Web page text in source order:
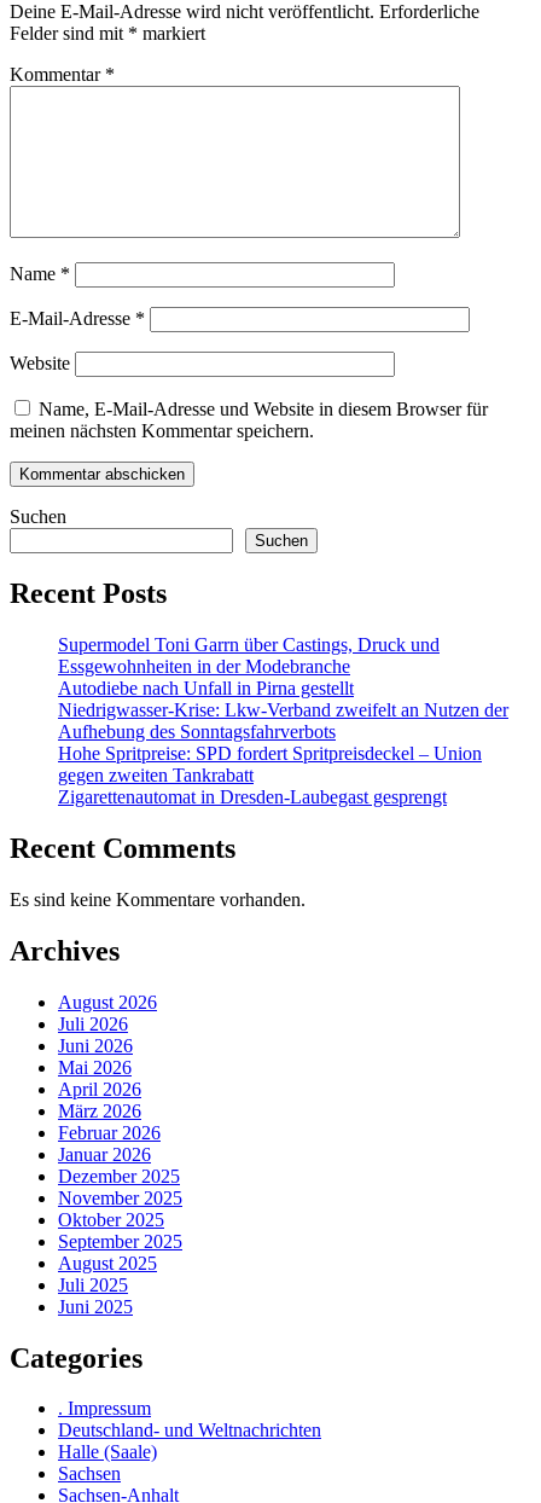
Deine E-Mail-Adresse wird nicht veröffentlicht. Erforderliche
Felder sind mit * markiert
Kommentar *
Name *
E-Mail-Adresse *
Website
Name, E-Mail-Adresse und Website in diesem Browser für
meinen nächsten Kommentar speichern.
Suchen
Suchen
Recent Posts
Supermodel Toni Garrn über Castings, Druck und
Essgewohnheiten in der Modebranche
Autodiebe nach Unfall in Pirna gestellt
Niedrigwasser-Krise: Lkw-Verband zweifelt an Nutzen der
Aufhebung des Sonntagsfahrverbots
Hohe Spritpreise: SPD fordert Spritpreisdeckel – Union
gegen zweiten Tankrabatt
Zigarettenautomat in Dresden-Laubegast gesprengt
Recent Comments
Es sind keine Kommentare vorhanden.
Archives
August 2026
Juli 2026
Juni 2026
Mai 2026
April 2026
März 2026
Februar 2026
Januar 2026
Dezember 2025
November 2025
Oktober 2025
September 2025
August 2025
Juli 2025
Juni 2025
Categories
. Impressum
Deutschland- und Weltnachrichten
Halle (Saale)
Sachsen
Sachsen-Anhalt